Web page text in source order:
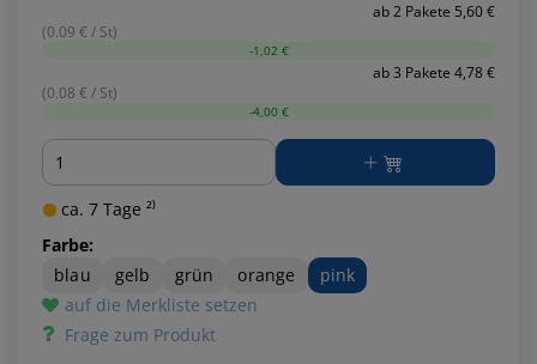
ab 2 Pakete 5,60 €
(0.09 € / St)
-1,02 €
ab 3 Pakete 4,78 €
(0.08 € / St)
-4,00 €
Menge
ca. 7 Tage ²⁾
Farbe:
blau
gelb grün orange
pink
auf die Merkliste setzen
Frage zum Produkt